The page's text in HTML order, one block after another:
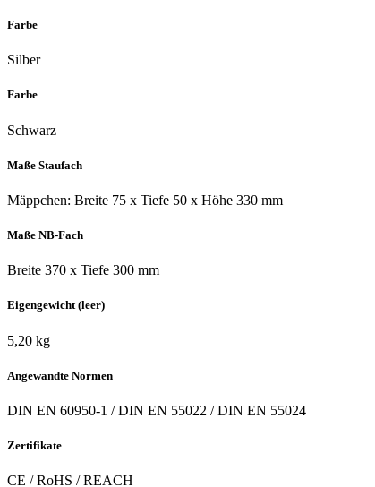
Farbe
Silber
Farbe
Schwarz
Maße Staufach
Mäppchen: Breite 75 x Tiefe 50 x Höhe 330 mm
Maße NB-Fach
Breite 370 x Tiefe 300 mm
Eigengewicht (leer)
5,20 kg
Angewandte Normen
DIN EN 60950-1 / DIN EN 55022 / DIN EN 55024
Zertifikate
CE / RoHS / REACH